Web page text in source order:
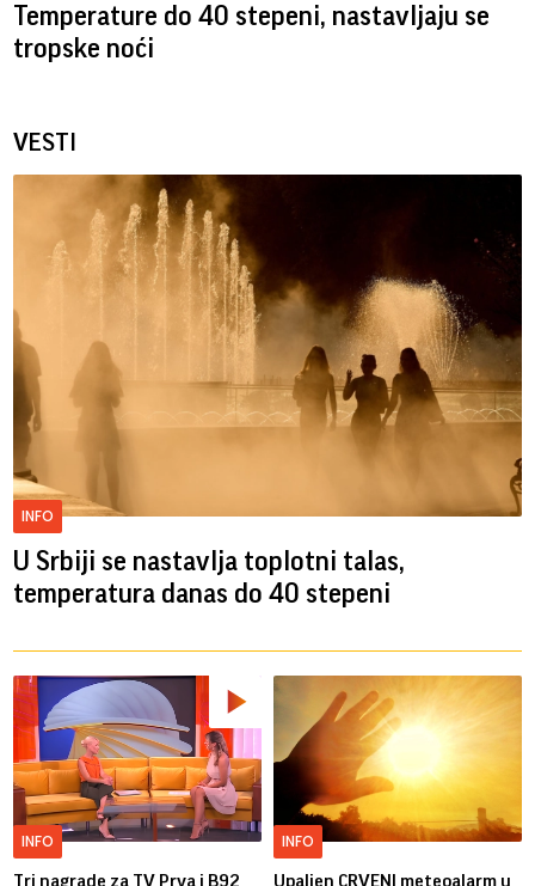
Temperature do 40 stepeni, nastavljaju se
tropske noći
VESTI
INFO
U Srbiji se nastavlja toplotni talas,
temperatura danas do 40 stepeni
INFO
Tri nagrade za TV Prva i B92
INFO
Upaljen CRVENI meteoalarm u